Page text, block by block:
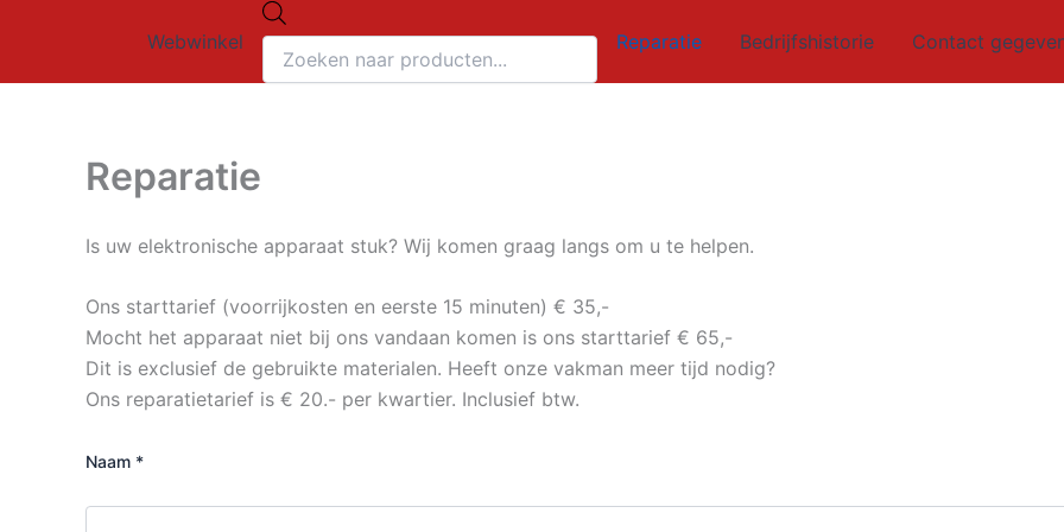
Webwinkel
zoeken
Reparatie Bedrijfshistorie Contact
Reparatie
Is uw elektronische apparaat stuk? Wij komen graag langs om u te helpen.
Ons starttarief (voorrijkosten en eerste 15 minuten) € 35,-
Mocht het apparaat niet bij ons vandaan komen is ons starttarief € 65,-
Dit is exclusief de gebruikte materialen. Heeft onze vakman meer tijd nodig?
Ons reparatietarief is € 20.- per kwartier. Inclusief btw.
Naam *